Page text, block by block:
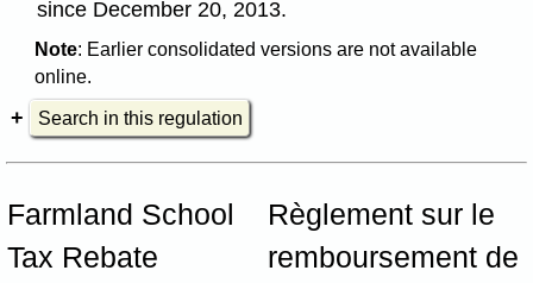
since December 20, 2013.
Note: Earlier consolidated versions are not available
online.
Search in this regulation
Farmland School
Tax Rebate
Règlement sur le
remboursement de